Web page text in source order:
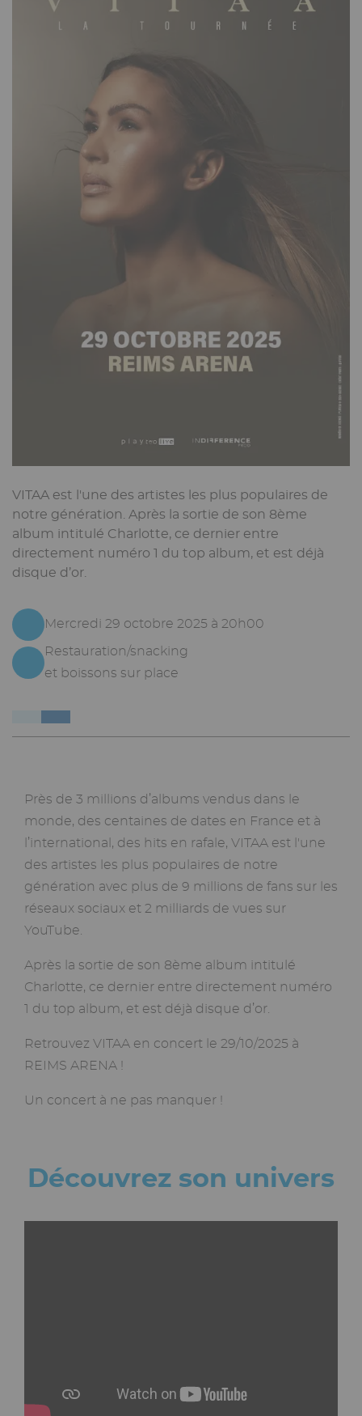
VITAA est l'une des artistes les plus populaires de
notre génération. Après la sortie de son 8ème
album intitulé Charlotte, ce dernier entre
directement numéro 1 du top album, et est déjà
disque d’or.
Mercredi 29 octobre 2025 à 20h00
Restauration/snacking
et boissons sur place
Près de 3 millions d’albums vendus dans le
monde, des centaines de dates en France et à
l’international, des hits en rafale, VITAA est l'une
des artistes les plus populaires de notre
génération avec plus de 9 millions de fans sur les
réseaux sociaux et 2 milliards de vues sur
YouTube.
Après la sortie de son 8ème album intitulé
Charlotte, ce dernier entre directement numéro
1 du top album, et est déjà disque d’or.
Retrouvez VITAA en concert le 29/10/2025 à
REIMS ARENA !
Un concert à ne pas manquer !
Découvrez son univers